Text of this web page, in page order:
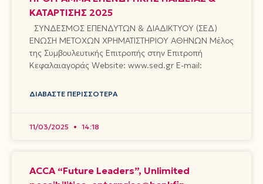
ΚΑΤΑΡΤΙΣΗΣ 2025
ΣΥΝΔΕΣΜΟΣ ΕΠΕΝΔΥΤΩΝ & ΔΙΑΔΙΚΤΥΟΥ (ΣΕΔ)
ΕΝΩΣΗ ΜΕΤΟΧΩΝ ΧΡΗΜΑΤΙΣΤΗΡΙΟΥ ΑΘΗΝΩΝ Μέλος
της Συμβουλευτικής Επιτροπής στην Επιτροπή
Κεφαλαιαγοράς Website: www.sed.gr E-mail:
ΔΙΑΒΆΣΤΕ ΠΕΡΙΣΣΌΤΕΡΑ
11/03/2025 14:18
ACCA “Future Leaders”, Unlimited